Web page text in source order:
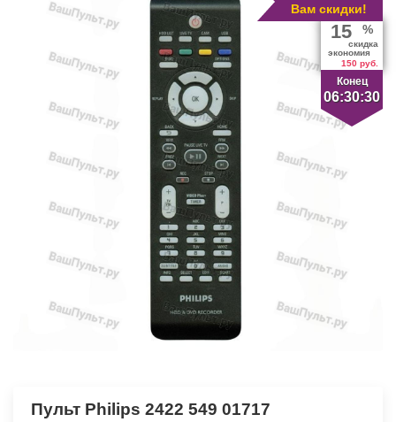
Вам скидки!
Конец
06:30:30
15 %
скидка
экономия
150 руб.
Пульт Philips 2422 549 01717